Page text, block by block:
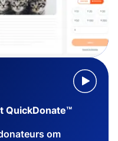
QuickDonate™
om